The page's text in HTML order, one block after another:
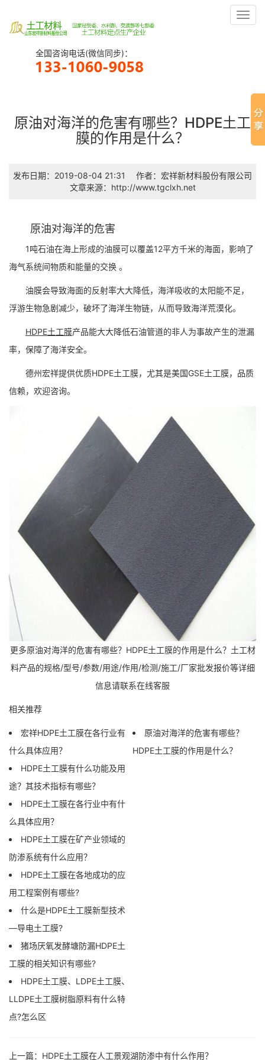
全国咨询电话(微信同步)：
原油对海洋的危害有哪些？HDPE土工
膜的作用是什么？
发布日期：2019-08-04 21:31
作者：宏祥新材料股份有限公司
文章来源：http://www.tgclxh.net
原油对海洋的危害
1吨石油在海上形成的油膜可以覆盖12平方千米的海面，影响了
海气系统间物质和能量的交换 。
油膜会导致海面的反射率大大降低，海洋吸收的太阳能不足，
浮游生物急剧减少，破坏了海洋生物链，从而导致海洋荒漠化。
HDPE土工膜产品能大大降低石油管道的非人为事故产生的泄漏
率，保障了海洋安全。
德州宏祥提供优质HDPE土工膜，尤其是美国GSE土工膜，品质
信赖，欢迎咨询。
更多原油对海洋的危害有哪些？HDPE土工膜的作用是什么？土工材
料产品的规格/型号/参数/用途/作用/检测/施工/厂家批发报价等详细
信息请联系在线客服
相关推荐
宏祥HDPE土工膜在各行业有
什么具体应用？
HDPE土工膜有什么功能及用
途？其技术指标有哪些？
HDPE土工膜在各行业中有什
么具体应用？
HDPE土工膜在矿产业领域的
防渗系统有什么应用？
HDPE土工膜在各地成功的应
用工程案例有哪些?
什么是HDPE土工膜新型技术
—导电土工膜?
猪场厌氧发酵塘防漏HDPE土
工膜的相关知识有哪些?
HDPE土工膜、LDPE土工膜、
LLDPE土工膜树脂原料有什么特
点?怎么区
原油对海洋的危害有哪些？
HDPE土工膜的作用是什么？
上一篇： HDPE土工膜在人工景观湖防渗中有什么作用？